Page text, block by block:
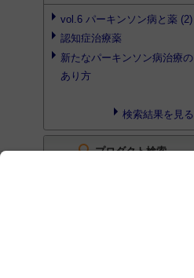
vol.6 パーキンソン病と薬 (2)
認知症治療薬
新たなパーキンソン病治療の
あり方
検索結果を見る
searchプロダクト検索